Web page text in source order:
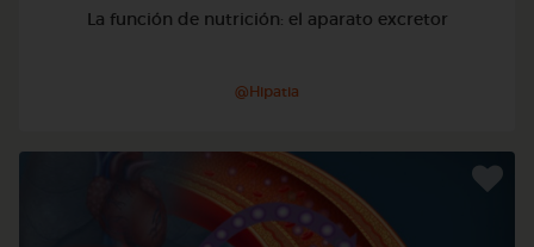
La función de nutrición: el aparato excretor
@Hipatia